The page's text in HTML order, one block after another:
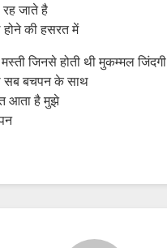
जाते है
की हसरत में
जिनसे होती थी मुकम्मल जिंदगी
सब बचपन के साथ
आता है मुझे